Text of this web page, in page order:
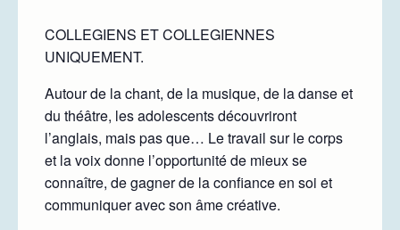
COLLEGIENS ET COLLEGIENNES
UNIQUEMENT.
Autour de la chant, de la musique, de la danse et
du théâtre, les adolescents découvriront
l’anglais, mais pas que… Le travail sur le corps
et la voix donne l’opportunité de mieux se
connaître, de gagner de la confiance en soi et
communiquer avec son âme créative.